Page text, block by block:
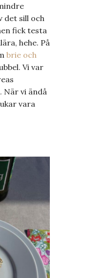
det sill och
fick testa
hehe. På
brie och
Vi var
vi ändå
vara